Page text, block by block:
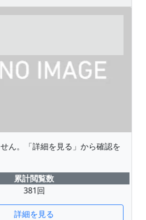
ん。「詳細を見る」から確認を
累計閲覧数
381回
詳細を見る